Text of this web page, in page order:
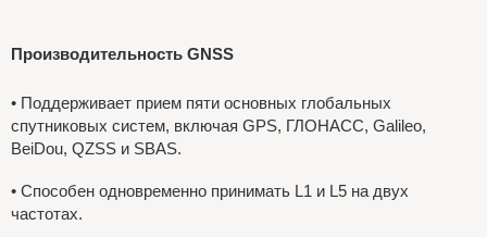
Производительность GNSS
• Поддерживает прием пяти основных глобальных
спутниковых систем, включая GPS, ГЛОНАСС, Galileo,
BeiDou, QZSS и SBAS.
• Способен одновременно принимать L1 и L5 на двух
частотах.